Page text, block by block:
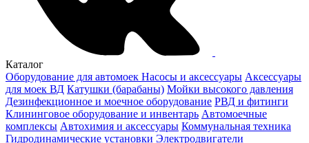
Каталог
Оборудование для автомоек Насосы и аксессуары Аксессуары
для моек ВД Катушки (барабаны) Мойки высокого давления
Дезинфекционное и моечное оборудование РВД и фитинги
Клининговое оборудование и инвентарь Автомоечные
комплексы Автохимия и аксессуары Коммунальная техника
Гидродинамические установки Электродвигатели